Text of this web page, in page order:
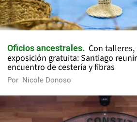
Oficios ancestrales
Con
exposición gratuita: Santiago
encuentro de cestería y fibras
Por Nicole Donoso